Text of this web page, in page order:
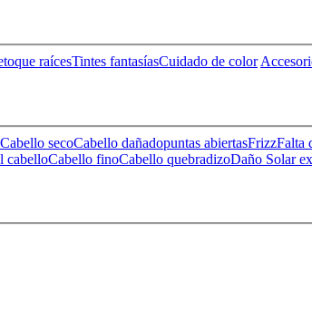
raícesTintes fantasíasCuidado de color
Cabello secoCabello dañadopuntas abiertasFrizzFalta
cabelloCabello finoCabello quebradizoDaño Solar